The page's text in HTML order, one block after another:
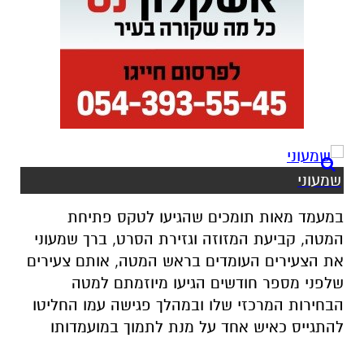
שמעוני
במעמד מאות תומכים שהגיעו לטקס פתיחת
המטה, קביעת המזוזה וגזירת הסרט, ברך שמעוני
את הצעירים העומדים בראש המטה, אותם צעירים
שלפני מספר חודשים הגיעו מיוזמתם למטה
הבחירות המרכזי שלו ובמהלך פגישה עמו החליטו
להתגייס כאיש אחד על מנת לתמוך במועמדותו